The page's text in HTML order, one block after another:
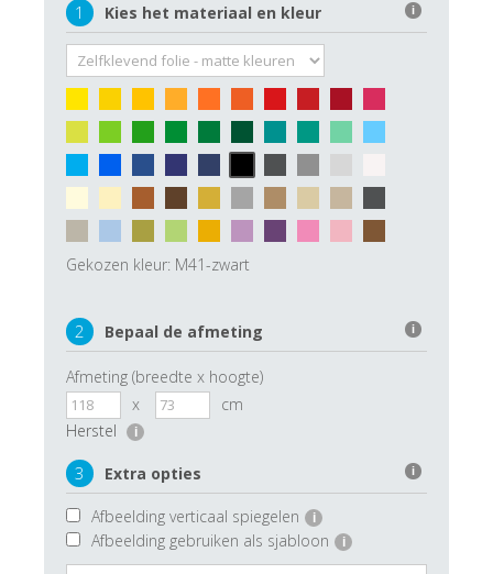
1 Kies het materiaal en kleur i
Gekozen kleur: M41-zwart
2 Bepaal de afmeting i
Afmeting (breedte x hoogte)
x
cm
Herstel
i
3 Extra opties i
Afbeelding verticaal spiegelen i
Afbeelding gebruiken als sjabloon i